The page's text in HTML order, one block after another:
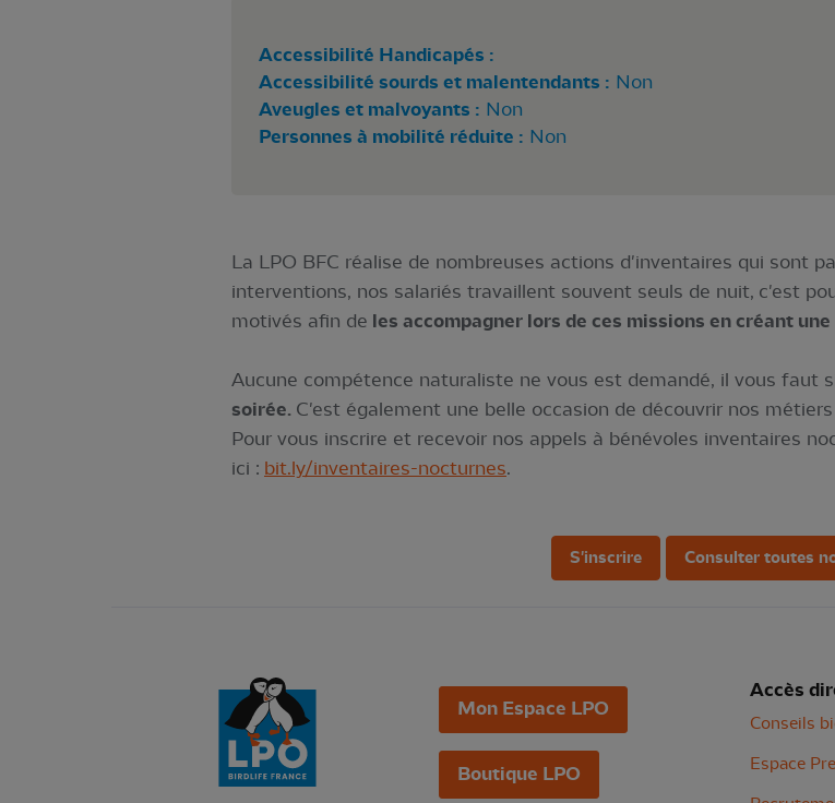
Accessibilité Handicapés :
Accessibilité sourds et malentendants : Non
Aveugles et malvoyants : Non
Personnes à mobilité réduite : Non
La LPO BFC réalise de nombreuses actions d'inventaires qui sont
interventions, nos salariés travaillent souvent seuls de nuit, c'est
motivés afin de les accompagner lors de ces missions en créant
Aucune compétence naturaliste ne vous est demandé, il vous faut
soirée. C'est également une belle occasion de découvrir nos
Pour vous inscrire et recevoir nos appels à bénévoles inventaires
ici : bit.ly/inventaires-nocturnes.
S'inscrire Consulter toutes
Mon Espace LPO
Boutique LPO
Accès
Conseils
Espace